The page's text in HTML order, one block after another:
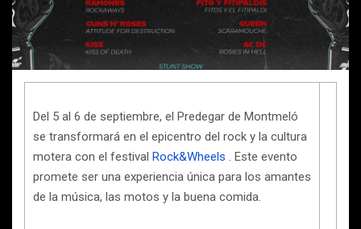
Del 5 al 6 de septiembre, el Predegar de Montmeló
se transformará en el epicentro del rock y la cultura
motera con el festival Rock&Wheels . Este evento
promete ser una experiencia única para los amantes
de la música, las motos y la buena comida.